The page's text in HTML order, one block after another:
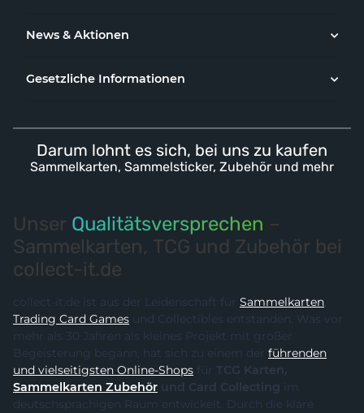
News & Aktionen
Gesetzliche Informationen
Darum lohnt es sich, bei uns zu kaufen
Sammelkarten, Sammelsticker, Zubehör und mehr
Unser Qualitätsversprechen –
Sammelkarten, TCG und Zubehör bei
collect-it.de
collect-it.de ist aus der Leidenschaft für Sammelkarten,
Trading Card Games und Collectibles entstanden. Was vor
mehr als 30 Jahren als kleines Projekt mit großer
Begeisterung begann, hat sich zu einem der führenden
und vielseitigsten Online-Shops für TCG Karten,
Sammelkarten Zubehör und Card Collecting
im
deutschsprachigen Raum entwickelt. Durch die klare